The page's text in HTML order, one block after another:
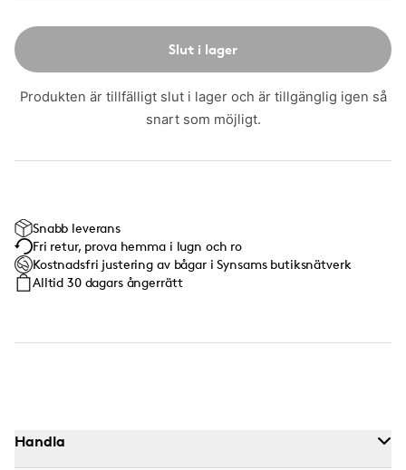
Slut i lager
Produkten är tillfälligt slut i lager och är tillgänglig igen så
snart som möjligt.
Snabb leverans
Fri retur, prova hemma i lugn och ro
Kostnadsfri justering av bågar i Synsams butiksnätverk
Alltid 30 dagars ångerrätt
Handla